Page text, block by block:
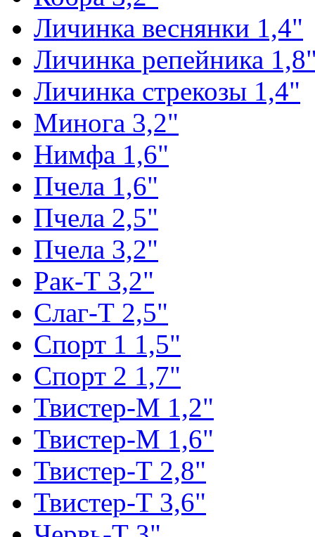
Личинка веснянки 1,4"
Личинка репейника
Личинка стрекозы 1,4"
Минога 3,2"
Нимфа 1,6"
Пчела 1,6"
Пчела 2,5"
Пчела 3,2"
Рак-Т 3,2"
Слаг-Т 2,5"
Спорт 1 1,5"
Спорт 2 1,7"
Твистер-М 1,2"
Твистер-М 1,6"
Твистер-Т 2,8"
Твистер-Т 3,6"